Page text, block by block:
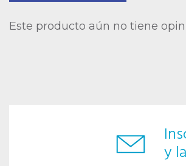
Este producto aún no tiene
y